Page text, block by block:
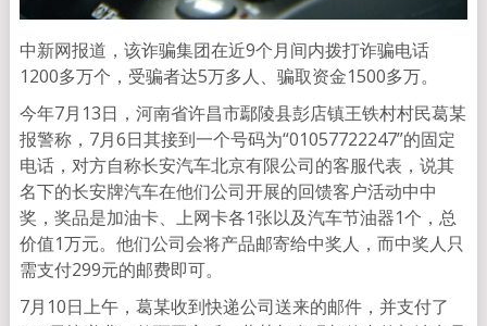
中新网报道，该诈骗集团在近9个月间内拨打诈骗电话
1200多万个，受骗者达5万多人、骗取资金1500多万。
今年7月13日，河南省许昌市鄢陵县彭店镇王铁村村民葛某
报警称，7月6日其接到一个号码为“01057722247”的固定
电话，对方自称长安汽车北京有限公司的客服代表，说其
名下的长安牌汽车在他们公司开展的回馈客户活动中中
奖，奖品是加油卡、上网卡各1张以及汽车节油器1个，总
价值1万元。他们公司会将产品邮寄给中奖人，而中奖人只
需支付299元的邮费即可。
7月10日上午，葛某收到快递公司送来的邮件，并支付了